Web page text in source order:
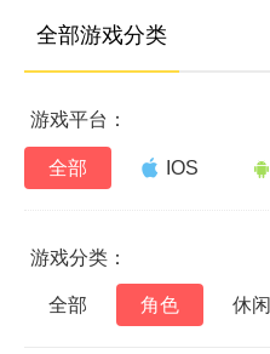
全部游戏分类
游戏平台：
全部 IOS
游戏分类：
全部 角色 休闲